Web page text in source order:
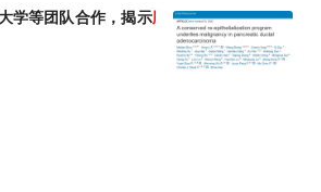
学等团队合作，揭示胰腺癌恶性转化的基础